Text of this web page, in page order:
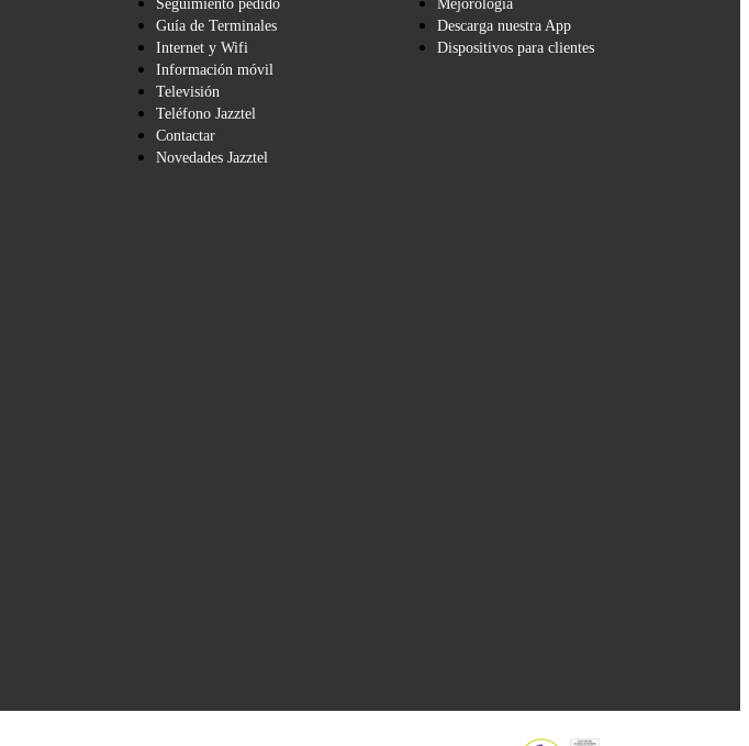
Seguimiento pedido
Guía de Terminales
Internet y Wifi
Información móvil
Televisión
Teléfono Jazztel
Contactar
Novedades Jazztel
Mejorología
Descarga nuestra App
Dispositivos para clientes